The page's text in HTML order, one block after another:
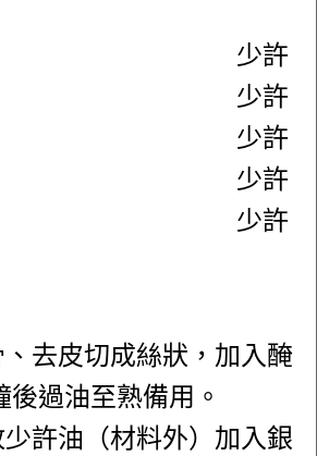
少許
少許
少許
少許
少許
去皮切成絲狀，加入醃
後過油至熟備用。
許油（材料外）加入銀